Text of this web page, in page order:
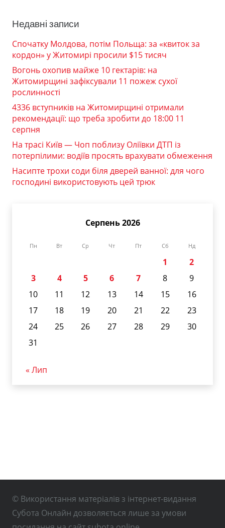
Недавні записи
Спочатку Молдова, потім Польща: за «квиток за
кордон» у Житомирі просили $15 тисяч
Вогонь охопив майже 10 гектарів: на
Житомирщині зафіксували 11 пожеж сухої
рослинності
4336 вступників на Житомирщині отримали
рекомендації: що треба зробити до 18:00 11
серпня
На трасі Київ — Чоп поблизу Оліївки ДТП із
потерпілими: водіїв просять врахувати обмеження
Насипте трохи соди біля дверей ванної: для чого
господині використовують цей трюк
Серпень 2026
Пн Вт Ср Чт Пт Сб Нд
1
2
3
4 5 6 7 8
9
10
11 12 13 14 15
16
17
18 19 20 21 22
23
24
25 26 27 28 29
30
31
« Лип
© Використання матеріалів з інтернет-видання
Субота Онлайн дозволяється лише за умови